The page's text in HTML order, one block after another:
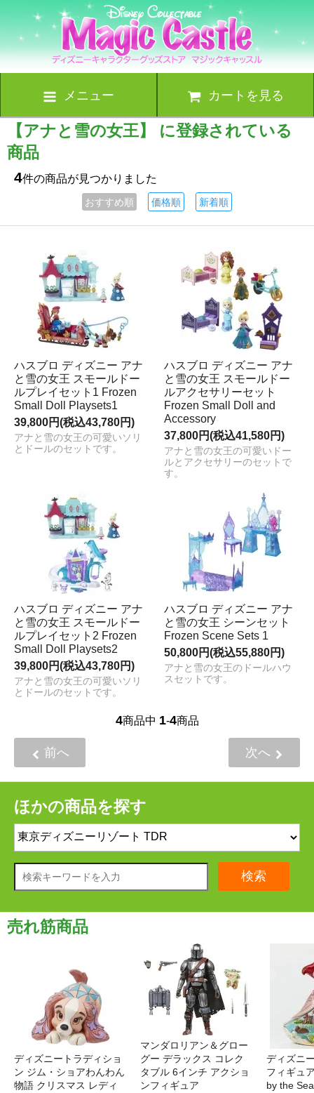
メニュー カートを見る
【アナと雪の女王】 に登録されている
商品
4件の商品が見つかりました
おすすめ順 価格順 新着順
ハスブロ ディズニー アナ
と雪の女王 スモールドー
ルプレイセット1 Frozen
Small Doll Playsets1
39,800円(税込43,780円)
アナと雪の女王の可愛いソリ
とドールのセットです。
ハスブロ ディズニー アナ
と雪の女王 スモールドー
ルアクセサリーセット
Frozen Small Doll and
Accessory
37,800円(税込41,580円)
アナと雪の女王の可愛いドー
ルとアクセサリーのセットで
す。
ハスブロ ディズニー アナ
と雪の女王 スモールドー
ルプレイセット2 Frozen
Small Doll Playsets2
39,800円(税込43,780円)
アナと雪の女王の可愛いソリ
とドールのセットです。
ハスブロ ディズニー アナ
と雪の女王 シーンセット
Frozen Scene Sets 1
50,800円(税込55,880円)
アナと雪の女王のドールハウ
スセットです。
4商品中 1-4商品
前へ 次へ
ほかの商品を探す
検索
売れ筋商品
ディズニートラディショ
ン ジム・ショアわんわん
物語 クリスマス レディ
マンダロリアン＆グロー
グー デラックス コレク
タブル 6インチ アクショ
ンフィギュア
ディズニ
フィギュ
by the